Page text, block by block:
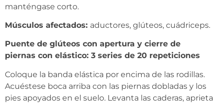
manténgase corto.
Músculos afectados: aductores, glúteos, cuádriceps.
Puente de glúteos con apertura y cierre de
piernas con elástico: 3 series de 20 repeticiones
Coloque la banda elástica por encima de las rodillas.
Acuéstese boca arriba con las piernas dobladas y los
pies apoyados en el suelo. Levanta las caderas, aprieta